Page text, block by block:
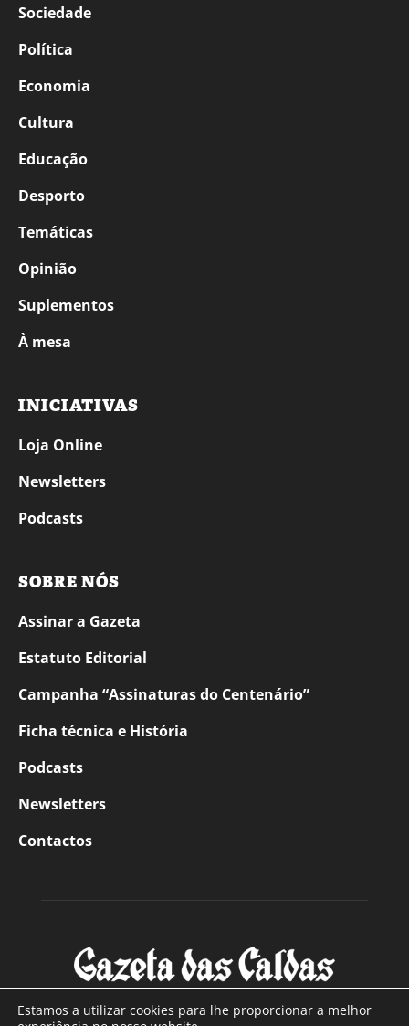
Sociedade
Política
Economia
Cultura
Educação
Desporto
Temáticas
Opinião
Suplementos
À mesa
INICIATIVAS
Loja Online
Newsletters
Podcasts
SOBRE NÓS
Assinar a Gazeta
Estatuto Editorial
Campanha “Assinaturas do Centenário”
Ficha técnica e História
Podcasts
Newsletters
Contactos
Estamos a utilizar cookies para lhe proporcionar a melhor